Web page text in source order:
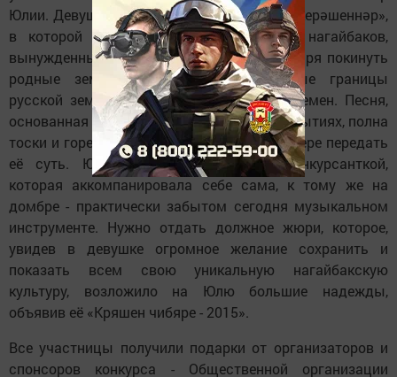
Юлии. Девушка исполнила песню «Ай-гай, керәшеннәр»,
в которой поётся о трагичной судьбе нагайбаков,
вынужденных 170 лет назад по приказу царя покинуть
родные земли, чтобы охранять южные границы
русской земли от нашествий кочевых племен. Песня,
основанная на реальных исторических событиях, полна
тоски и горечи, и Юлия смогла в полной мере передать
её суть. Юлия была единственной конкурсанткой,
которая аккомпанировала себе сама, к тому же на
домбре - практически забытом сегодня музыкальном
инструменте. Нужно отдать должное жюри, которое,
увидев в девушке огромное желание сохранить и
показать всем свою уникальную нагайбакскую
культуру, возложило на Юлю большие надежды,
объявив её «Кряшен чибяре - 2015».
Все участницы получили подарки от организаторов и
спонсоров конкурса - Общественной организации